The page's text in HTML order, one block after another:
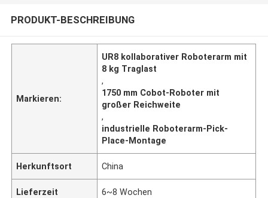
PRODUKT-BESCHREIBUNG
Markieren:
UR8 kollaborativer Roboterarm mit
8 kg Traglast
,
1750 mm Cobot-Roboter mit
großer Reichweite
,
industrielle Roboterarm-Pick-
Place-Montage
Herkunftsort China
Lieferzeit 6~8 Wochen